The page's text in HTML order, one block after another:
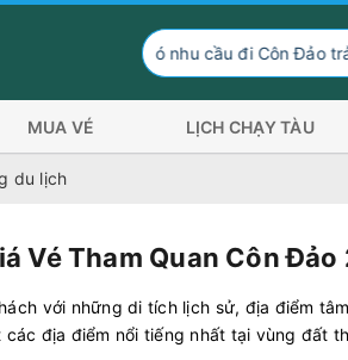
có nhu cầu đi Côn Đảo trả lễ dịp cuối
MUA VÉ LỊCH CHẠY TÀU
du lịch
Vé Tham Quan Côn
với những di tích lịch sử, địa điểm
địa điểm nổi tiếng nhất tại vùng đất